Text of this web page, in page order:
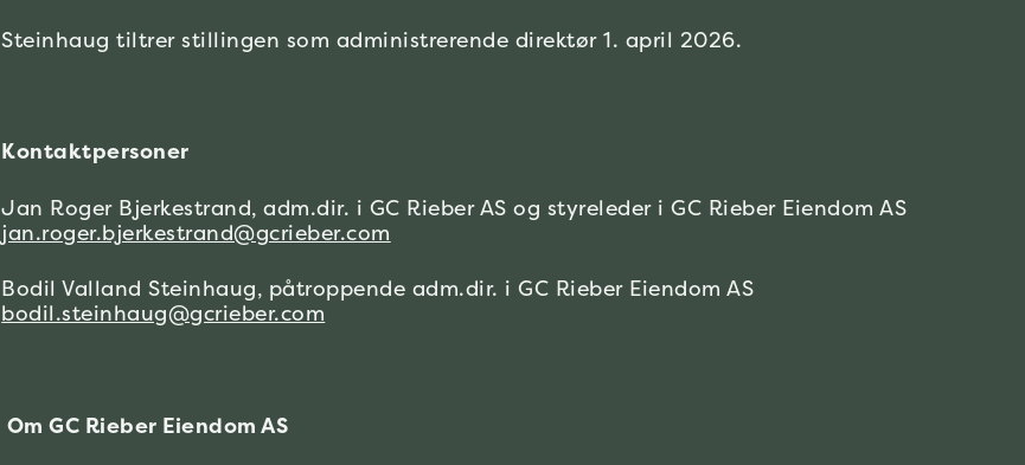
Steinhaug tiltrer stillingen som administrerende direktør 1. april 2026.
Kontaktpersoner
Jan Roger Bjerkestrand, adm.dir. i GC Rieber AS og styreleder i GC Rieber Eiendom AS
jan.roger.bjerkestrand@gcrieber.com
Bodil Valland Steinhaug, påtroppende adm.dir. i GC Rieber Eiendom AS
bodil.steinhaug@gcrieber.com
Om GC Rieber Eiendom AS